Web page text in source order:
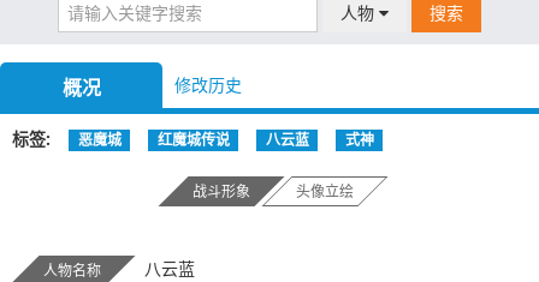
人物 搜索
概况 修改历史
标签 恶魔城 红魔城传说 八云蓝 式神
战斗形象 头像立绘
人物名称 八云蓝